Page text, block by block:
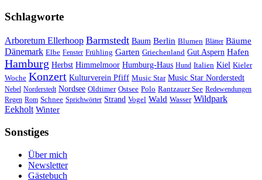
Schlagworte
Arboretum Ellerhoop Barmstedt Baum Berlin Blumen Blätter Bäume
Dänemark Elbe Fenster Frühling Garten Griechenland Gut Aspern Hafen
Hamburg Herbst Himmelmoor Humburg-Haus Hund Italien Kiel Kieler
Woche Konzert Kulturverein Pfiff Music Star Music Star Norderstedt
Nebel Norderstedt Nordsee Oldtimer Ostsee Polo Rantzauer See Redewendungen
Regen Rom Schnee Sprichwörter Strand Vogel Wald Wasser Wildpark
Eekholt Winter
Sonstiges
Über mich
Newsletter
Gästebuch